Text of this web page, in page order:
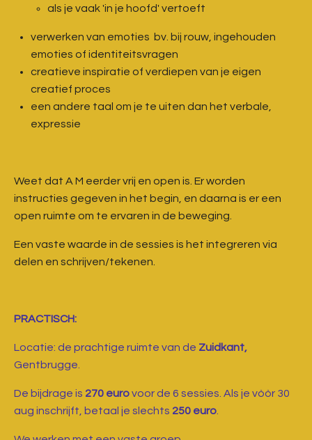
als je vaak 'in je hoofd' vertoeft
verwerken van emoties bv. bij rouw, ingehouden
emoties of identiteitsvragen
creatieve inspiratie of verdiepen van je eigen
creatief proces
een andere taal om je te uiten dan het verbale,
expressie
Weet dat A M eerder vrij en open is. Er worden
instructies gegeven in het begin, en daarna is er een
open ruimte om te ervaren in de beweging.
Een vaste waarde in de sessies is het integreren via
delen en schrijven/tekenen.
PRACTISCH:
Locatie: de prachtige ruimte van de Zuidkant,
Gentbrugge.
De bijdrage is 270 eurovoor de 6 sessies. Als je vòòr 30
aug inschrijft, betaal je slechts 250 euro